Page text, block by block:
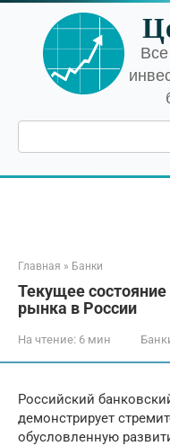
Перейти
контенту
Поиск:
Главная » Банки
Текущее
рынка в России
На чтение: 6 мин
Российский
демонстрирует
обусловленную